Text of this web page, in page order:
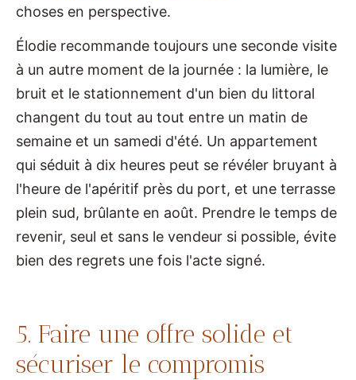
choses en perspective.
Élodie recommande toujours une seconde visite
à un autre moment de la journée : la lumière, le
bruit et le stationnement d'un bien du littoral
changent du tout au tout entre un matin de
semaine et un samedi d'été. Un appartement
qui séduit à dix heures peut se révéler bruyant à
l'heure de l'apéritif près du port, et une terrasse
plein sud, brûlante en août. Prendre le temps de
revenir, seul et sans le vendeur si possible, évite
bien des regrets une fois l'acte signé.
5. Faire une offre solide et
sécuriser le compromis